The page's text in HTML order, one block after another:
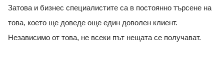
Затова и бизнес специалистите са в постоянно търсене на
това, което ще доведе още един доволен клиент.
Независимо от това, не всеки път нещата се получават.